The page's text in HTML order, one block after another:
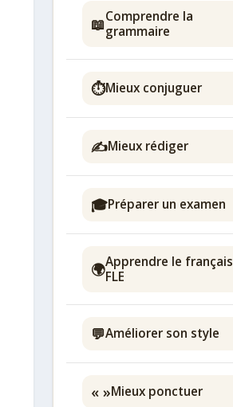
📖Comprendre la
grammaire
⏱️Mieux conjuguer
✍️Mieux rédiger
🎓Préparer un examen
🌍Apprendre le français
FLE
💬Améliorer son style
« »Mieux ponctuer